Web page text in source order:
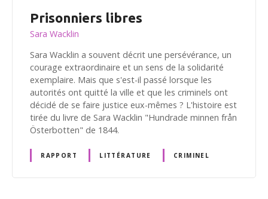
Prisonniers libres
Sara Wacklin
Sara Wacklin a souvent décrit une persévérance, un
courage extraordinaire et un sens de la solidarité
exemplaire. Mais que s'est-il passé lorsque les
autorités ont quitté la ville et que les criminels ont
décidé de se faire justice eux-mêmes ? L'histoire est
tirée du livre de Sara Wacklin "Hundrade minnen från
Österbotten" de 1844.
RAPPORT LITTÉRATURE CRIMINEL